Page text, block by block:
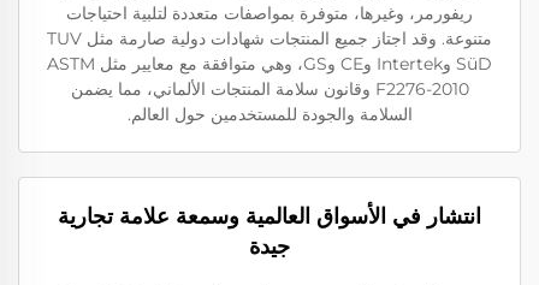
ريفورمر، وغيرها، متوفرة بمواصفات متعددة لتلبية احتياجات
متنوعة. وقد اجتاز جميع المنتجات شهادات دولية صارمة مثل TUV
SüD وIntertek وCE وGS، وهي متوافقة مع معايير مثل ASTM
F2276-2010 وقانون سلامة المنتجات الألماني، مما يضمن
السلامة والجودة للمستخدمين حول العالم.
انتشار في الأسواق العالمية وسمعة علامة تجارية
جيدة